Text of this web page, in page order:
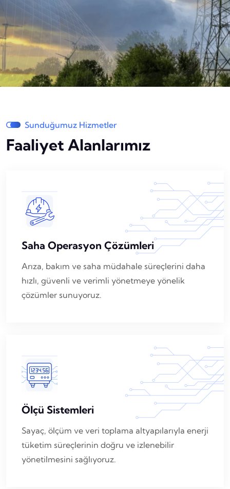
Sunduğumuz Hizmetler
Faaliyet Alanlarımız
Saha Operasyon Çözümleri
Arıza, bakım ve saha müdahale süreçlerini daha
hızlı, güvenli ve verimli yönetmeye yönelik
çözümler sunuyoruz.
Ölçü Sistemleri
Sayaç, ölçüm ve veri toplama altyapılarıyla enerji
tüketim süreçlerinin doğru ve izlenebilir
yönetilmesini sağlıyoruz.